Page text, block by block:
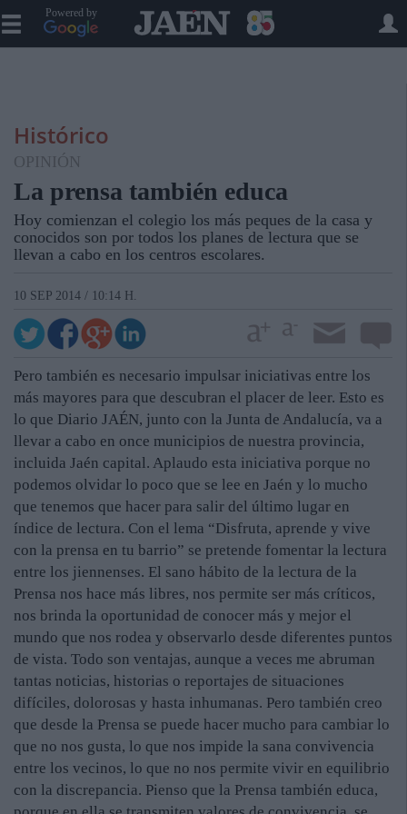
Powered by
Histórico
OPINIÓN
La prensa también educa
Hoy comienzan el colegio los más peques de la casa y
conocidos son por todos los planes de lectura que se
llevan a cabo en los centros escolares.
10 SEP 2014 / 10:14 H.
Pero también es necesario impulsar iniciativas entre los
más mayores para que descubran el placer de leer. Esto es
lo que Diario JAÉN, junto con la Junta de Andalucía, va a
llevar a cabo en once municipios de nuestra provincia,
incluida Jaén capital. Aplaudo esta iniciativa porque no
podemos olvidar lo poco que se lee en Jaén y lo mucho
que tenemos que hacer para salir del último lugar en
índice de lectura. Con el lema “Disfruta, aprende y vive
con la prensa en tu barrio” se pretende fomentar la lectura
entre los jiennenses. El sano hábito de la lectura de la
Prensa nos hace más libres, nos permite ser más críticos,
nos brinda la oportunidad de conocer más y mejor el
mundo que nos rodea y observarlo desde diferentes puntos
de vista. Todo son ventajas, aunque a veces me abruman
tantas noticias, historias o reportajes de situaciones
difíciles, dolorosas y hasta inhumanas. Pero también creo
que desde la Prensa se puede hacer mucho para cambiar lo
que no nos gusta, lo que nos impide la sana convivencia
entre los vecinos, lo que no nos permite vivir en equilibrio
con la discrepancia. Pienso que la Prensa también educa,